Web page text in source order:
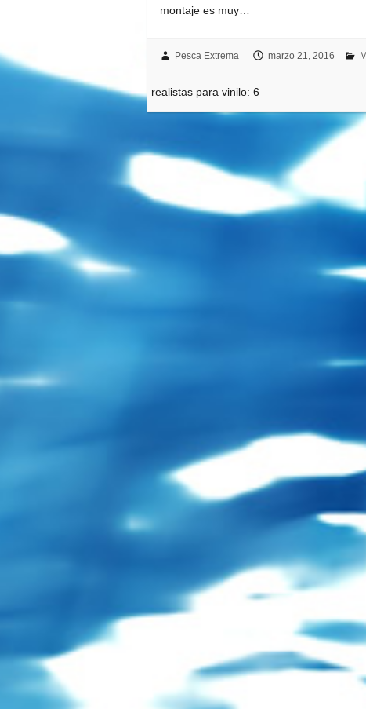
montaje es muy…
Pesca Extrema marzo 21, 2016
realistas para vinilo: 6